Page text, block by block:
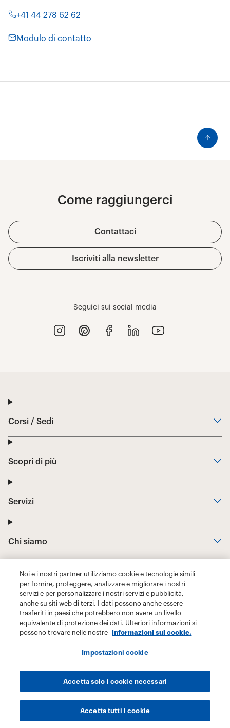
Noi e i nostri partner utilizziamo cookie e tecnologie simili
per fornire, proteggere, analizzare e migliorare i nostri
servizi e per personalizzare i nostri servizi e pubblicità,
anche su siti web di terzi. I dati possono anche essere
trasferiti in paesi che potrebbero non avere un livello
equivalente di protezione dei dati. Ulteriori informazioni si
possono trovare nelle nostre
informazioni sui cookie.
Impostazioni cookie
Accetta solo i cookie necessari
Accetta tutti i cookie